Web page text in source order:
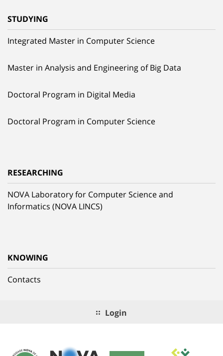
STUDYING
Integrated Master in Computer Science
Master in Analysis and Engineering of Big Data
Doctoral Program in Digital Media
Doctoral Program in Computer Science
RESEARCHING
NOVA Laboratory for Computer Science and
Informatics (NOVA LINCS)
KNOWING
Contacts
Login